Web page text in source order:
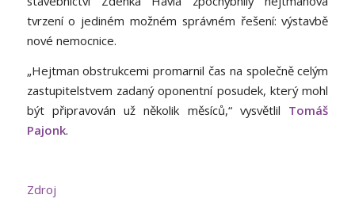
tvrzení o jediném možném správném řešení: výstavbě
nové nemocnice.
„Hejtman obstrukcemi promarnil čas na společně celým
zastupitelstvem zadaný oponentní posudek, který mohl
být připravován už několik měsíců,“ vysvětlil Tomáš
Pajonk.
Zdroj